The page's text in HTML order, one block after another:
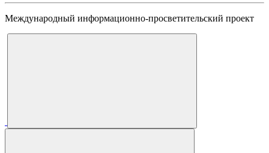
Международный информационно-просветительский проект